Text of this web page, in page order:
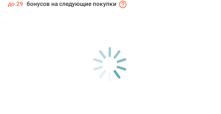
до 29 бонусов на следующие покупки